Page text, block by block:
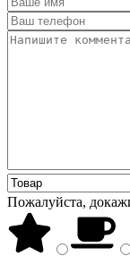
Пожалуйста,